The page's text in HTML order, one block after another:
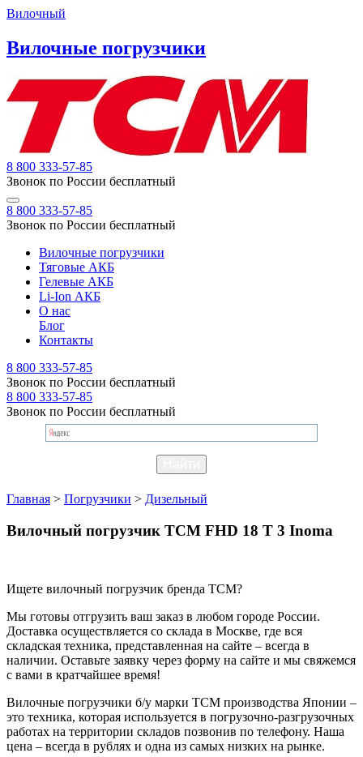
Вилочный
Вилочные погрузчики
8 800 333-57-85
Звонок по России бесплатный
8 800 333-57-85
Звонок по России бесплатный
Вилочные погрузчики
Тяговые АКБ
Гелевые АКБ
Li-Ion АКБ
О нас
Блог
Контакты
8 800 333-57-85
Звонок по России бесплатный
8 800 333-57-85
Звонок по России бесплатный
Главная > Погрузчики > Дизельный
Вилочный погрузчик TCM FHD 18 T 3 Inoma
Ищете вилочный погрузчик бренда TCM?
Мы готовы отгрузить ваш заказ в любом городе России.
Доставка осуществляется со склада в Москве, где вся
складская техника, представленная на сайте – всегда в
наличии. Оставьте заявку через форму на сайте и мы свяжемся
с вами в кратчайшее время!
Вилочные погрузчики б/у марки TCM производства Японии –
это техника, которая используется в погрузочно-разгрузочных
работах на территории складов позвонив по телефону. Наша
цена – всегда в рублях и одна из самых низких на рынке.